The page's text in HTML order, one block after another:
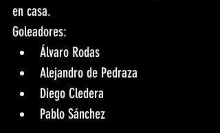
en casa.
Goleadores:
Álvaro Rodas
Alejandro de Pedraza
Diego Cledera
Pablo Sánchez